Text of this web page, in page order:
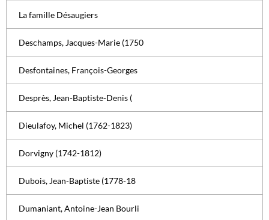
La famille Désaugiers
Deschamps, Jacques-Marie (1750
Desfontaines, François-Georges
Desprès, Jean-Baptiste-Denis (
Dieulafoy, Michel (1762-1823)
Dorvigny (1742-1812)
Dubois, Jean-Baptiste (1778-18
Dumaniant, Antoine-Jean Bourli